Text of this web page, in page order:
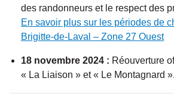
des randonneurs et le respect des
En savoir plus sur les périodes de
Brigitte-de-Laval – Zone 27 Ouest
18 novembre 2024 : Réouverture
« La Liaison » et « Le Montagnard ».